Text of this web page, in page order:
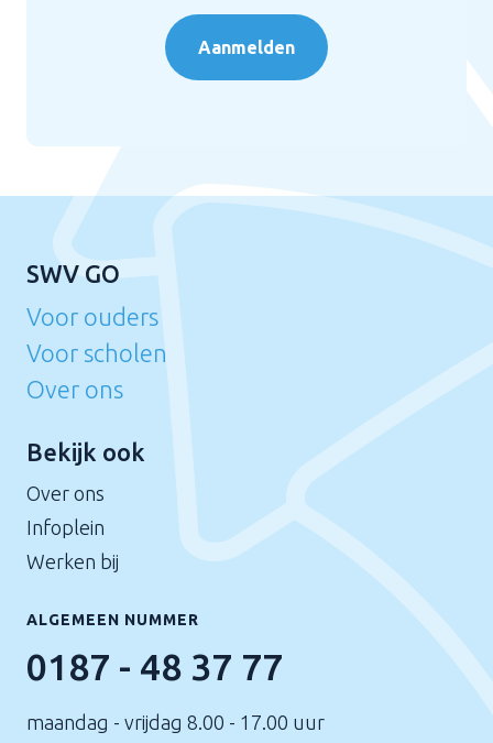
Aanmelden
SWV GO
Voor ouders
Voor scholen
Over ons
Bekijk ook
Over ons
Infoplein
Werken bij
ALGEMEEN NUMMER
0187 - 48 37 77
maandag - vrijdag 8.00 - 17.00 uur